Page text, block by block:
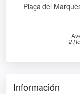
Plaça del
2
Información